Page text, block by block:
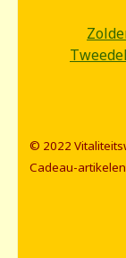
© 2022
Cadeau-artikelen